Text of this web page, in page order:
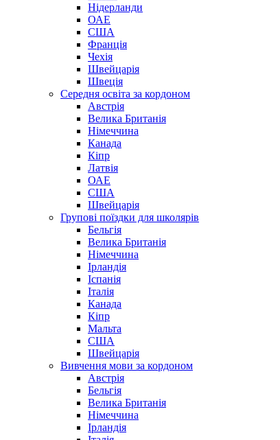
Нідерланди
ОАЕ
США
Франція
Чехія
Швейцарія
Швеція
Середня освіта за кордоном
Австрія
Велика Британія
Німеччина
Канада
Кіпр
Латвія
ОАЕ
США
Швейцарія
Групові поїздки для школярів
Бельгія
Велика Британія
Німеччина
Ірландія
Іспанія
Італія
Канада
Кіпр
Мальта
США
Швейцарія
Вивчення мови за кордоном
Австрія
Бельгія
Велика Британія
Німеччина
Ірландія